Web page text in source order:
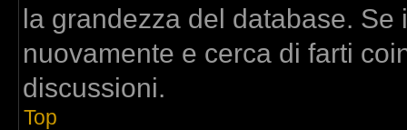
la grandezza del database. Se
nuovamente e cerca di farti
discussioni.
Top